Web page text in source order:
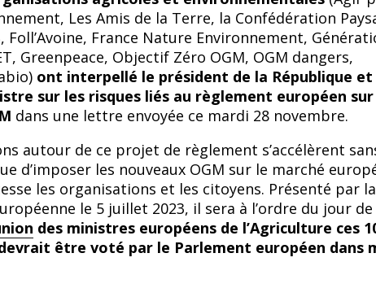
Les Amis de la Terre, la Confédération
Foll’Avoine, France Nature Environnement,
Greenpeace, Objectif Zéro OGM, OGM dangers,
ont interpellé le président de la République et
sur les risques liés au règlement européen sur
dans une lettre envoyée ce mardi 28 novembre.
autour de ce projet de règlement s’accélèrent
d’imposer les nouveaux OGM sur le marché
les organisations et les citoyens. Présenté par la
le 5 juillet 2023, il sera à l’ordre du jour de
des ministres européens de l’Agriculture ces
être voté par le Parlement européen dans